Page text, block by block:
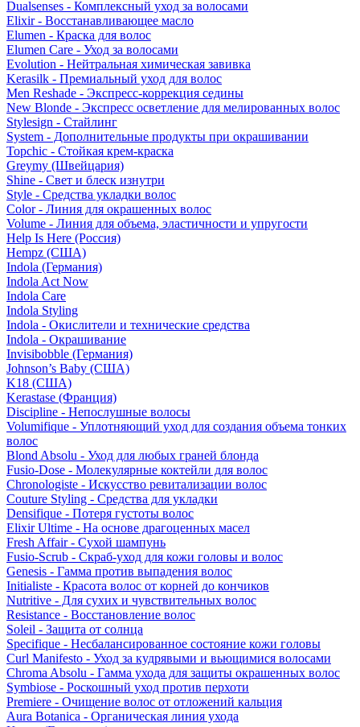
Dualsenses - Комплексный уход за волосами
Elixir - Восстанавливающее масло
Elumen - Краска для волос
Elumen Care - Уход за волосами
Evolution - Нейтральная химическая завивка
Kerasilk - Премиальный уход для волос
Men Reshade - Экспресс-коррекция седины
New Blonde - Экспресс осветление для мелированных волос
Stylesign - Стайлинг
System - Дополнительные продукты при окрашивании
Topchic - Стойкая крем-краска
Greymy (Швейцария)
Shine - Свет и блеск изнутри
Style - Средства укладки волос
Color - Линия для окрашенных волос
Volume - Линия для объема, эластичности и упругости
Help Is Here (Россия)
Hempz (США)
Indola (Германия)
Indola Act Now
Indola Care
Indola Styling
Indola - Окислители и технические средства
Indola - Окрашивание
Invisibobble (Германия)
Johnson’s Baby (США)
K18 (США)
Kerastase (Франция)
Discipline - Непослушные волосы
Volumifique - Уплотняющий уход для создания объема тонких
волос
Blond Absolu - Уход для любых граней блонда
Fusio-Dose - Молекулярные коктейли для волос
Chronologiste - Искусство ревитализации волос
Couture Styling - Средства для укладки
Densifique - Потеря густоты волос
Elixir Ultime - На основе драгоценных масел
Fresh Affair - Сухой шампунь
Fusio-Scrub - Скраб-уход для кожи головы и волос
Genesis - Гамма против выпадения волос
Initialiste - Красота волос от корней до кончиков
Nutritive - Для сухих и чувствительных волос
Resistance - Восстановление волос
Soleil - Защита от солнца
Specifique - Несбалансированное состояние кожи головы
Curl Manifesto - Уход за кудрявыми и вьющимися волосами
Chroma Absolu - Гамма ухода для защиты окрашенных волос
Symbiose - Роскошный уход против перхоти
Premiere - Очищение волос от отложений кальция
Aura Botanica - Органическая линия ухода